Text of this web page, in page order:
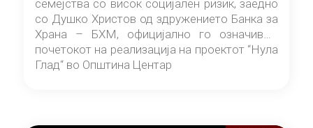
семејства со висок социјален ризик, заедно
со Душко Христов од здружението Банка за
Храна – БХМ, официјално го означивме
почетокот на реализација на проектот “Нула
Глад“ во Општина Центар